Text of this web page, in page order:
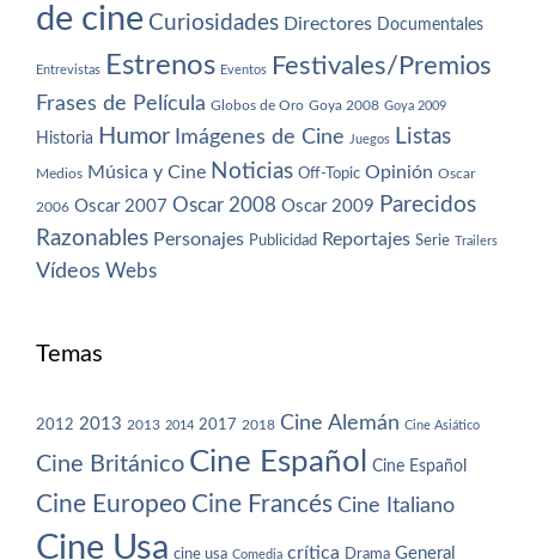
de cine Curiosidades Directores Documentales
Entrevistas Estrenos Eventos Festivales/Premios
Frases de Película Globos de Oro Goya 2008 Goya 2009
Historia Humor Imágenes de Cine Juegos Listas
Medios Música y Cine Noticias Off-Topic Opinión Oscar
2006 Oscar 2007 Oscar 2008 Oscar 2009 Parecidos
Razonables Personajes Publicidad Reportajes Serie Trailers
Vídeos Webs
Temas
2012 2013 2013 2014 2017 2018 Cine Alemán Cine Asiático
Cine Británico Cine Español Cine Español
Cine Europeo Cine Francés Cine Italiano
Cine Usa cine usa Comedia crítica Drama General